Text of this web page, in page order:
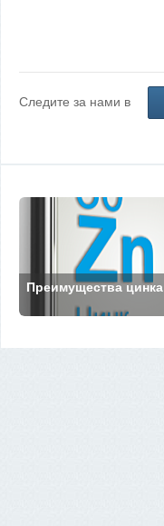
Следите за нами в
Преимущества цинка